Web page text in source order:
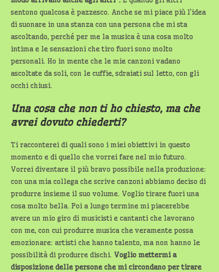
sentono qualcosa è pazzesco. Anche se mi piace più l’idea
di suonare in una stanza con una persona che mi sta
ascoltando, perché per me la musica è una cosa molto
intima e le sensazioni che tiro fuori sono molto
personali. Ho in mente che le mie canzoni vadano
ascoltate da soli, con le cuffie, sdraiati sul letto, con gli
occhi chiusi.
Una cosa che non ti ho chiesto, ma che
avrei dovuto chiederti?
Ti racconterei di quali sono i miei obiettivi in questo
momento e di quello che vorrei fare nel mio futuro.
Vorrei diventare il più bravo possibile nella produzione:
con una mia collega che scrive canzoni abbiamo deciso di
produrre insieme il suo volume. Voglio tirare fuori una
cosa molto bella. Poi a lungo termine mi piacerebbe
avere un mio giro di musicisti e cantanti che lavorano
con me, con cui produrre musica che veramente possa
emozionare: artisti che hanno talento, ma non hanno le
possibilità di produrre dischi. Voglio mettermi a
disposizione delle persone che mi circondano per tirare